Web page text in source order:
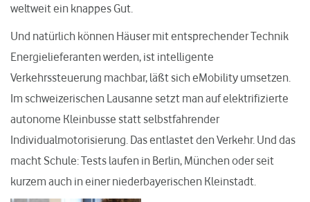
weltweit ein knappes Gut.
Und natürlich können Häuser mit entsprechender Technik
Energielieferanten werden, ist intelligente
Verkehrssteuerung machbar, läßt sich eMobility umsetzen.
Im schweizerischen Lausanne setzt man auf elektrifizierte
autonome Kleinbusse statt selbstfahrender
Individualmotorisierung. Das entlastet den Verkehr. Und das
macht Schule: Tests laufen in Berlin, München oder seit
kurzem auch in einer niederbayerischen Kleinstadt.